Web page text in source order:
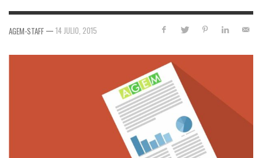
AGEM-STAFF — 14 JULIO, 2015